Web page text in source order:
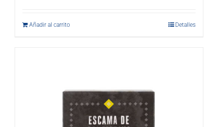
Añadir al carrito Detalles